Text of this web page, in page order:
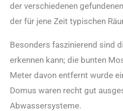
der verschiedenen
der für jene Zeit typischen
Besonders faszinierend sind
erkennen kann; die bunten
Meter davon entfernt wurde
Domus waren recht gut
Abwassersysteme.